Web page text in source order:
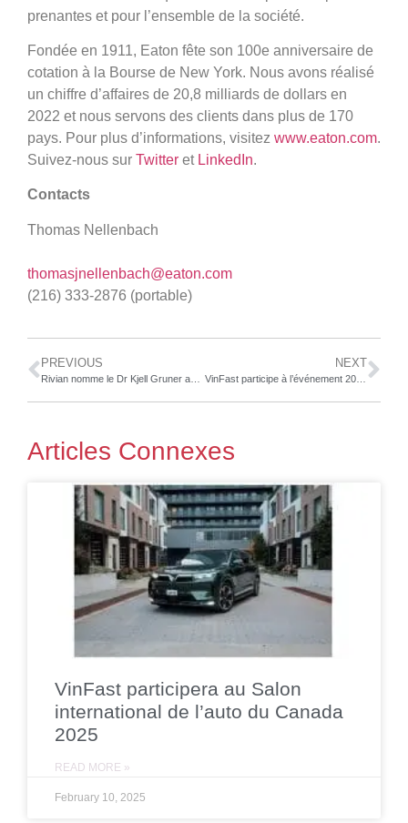
prenantes et pour l’ensemble de la société.
Fondée en 1911, Eaton fête son 100e anniversaire de
cotation à la Bourse de New York. Nous avons réalisé
un chiffre d’affaires de 20,8 milliards de dollars en
2022 et nous servons des clients dans plus de 170
pays. Pour plus d’informations, visitez www.eaton.com.
Suivez-nous sur Twitter et LinkedIn.
Contacts
Thomas Nellenbach
thomasjnellenbach@eaton.com
(216) 333-2876 (portable)
PREVIOUS NEXT
VinFast participe à l’événement 2023 Fully Charged Live à Vancouver
Articles Connexes
VinFast participera au Salon
international de l’auto du Canada
2025
READ MORE »
February 10, 2025